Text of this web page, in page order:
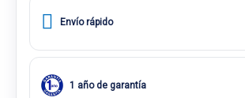
Envío rápido
1 año de garantía